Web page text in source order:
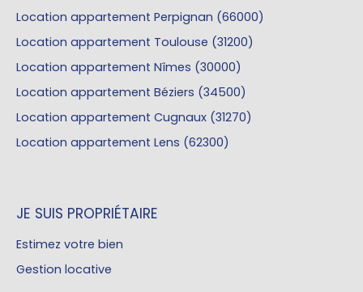
Location appartement Perpignan (66000)
Location appartement Toulouse (31200)
Location appartement Nîmes (30000)
Location appartement Béziers (34500)
Location appartement Cugnaux (31270)
Location appartement Lens (62300)
JE SUIS PROPRIÉTAIRE
Estimez votre bien
Gestion locative